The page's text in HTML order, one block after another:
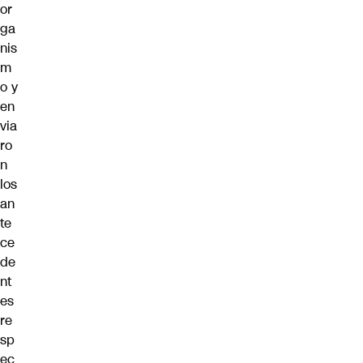
or
ga
nis
m
o y
en
via
ro
n
los
an
te
ce
de
nt
es
re
sp
ec